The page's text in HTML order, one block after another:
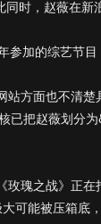
时，赵薇在新
参加的综艺节
方面也不清楚
已把赵薇划分
瑰之战》正在
可能被压箱底